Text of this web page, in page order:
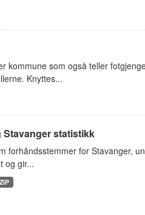
kommune som også teller
Knyttes...
statistikk
forhåndsstemmer for Stavanger,
og gir...
ZIP